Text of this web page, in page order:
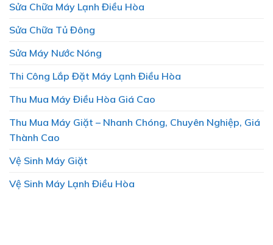
Sửa Chữa Máy Lạnh Điều Hòa
Sửa Chữa Tủ Đông
Sửa Máy Nước Nóng
Thi Công Lắp Đặt Máy Lạnh Điều Hòa
Thu Mua Máy Điều Hòa Giá Cao
Thu Mua Máy Giặt – Nhanh Chóng, Chuyên Nghiệp, Giá
Thành Cao
Vệ Sinh Máy Giặt
Vệ Sinh Máy Lạnh Điều Hòa